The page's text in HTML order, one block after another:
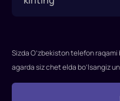
tasvirga
Gennadiy
Glagolev
Sizda O’zbekiston telefon raqami
agarda siz chet elda bo’lsangiz